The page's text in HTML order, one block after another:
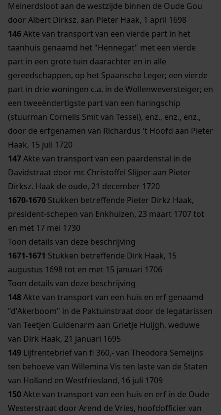
Meinerdsloot aan de westzijde binnen de Oude Gou
door Albert Dirksz. aan Pieter Haak, 1 april 1698
146Akte van transport van een vierde part in het
taanhuis genaamd het "Hennegat" met een vierde
part in een grote tuin daarachter en in alle
gereedschappen, op het Spaansche Leger; een vierde
part in drie woningen c.a. in de Wollenweversteiger; en
een tweeëndertigste part van een haringschip
(stuurman Cornelis Smit van Tessel), enz., enz., enz.,
door de erfgenamen van Richardus 't Hoofd aan Pieter
Haak, 15 juli 1720
147Akte van transport van een paardenstal in de
Davidstraat door mr. Christoffel Slijper aan Pieter
Dirksz. Haak de oude, 21 december 1720
1670-1670 Stukken betreffende Pieter Dirkz Haak,
president-schepen van Enkhuizen, 23 maart 1707 tot
en met 17 mei 1730
Toon details van deze beschrijving
1671-1671 Stukken betreffende Dirk Haak, 15
augustus 1698 tot en met 15 januari 1706
Toon details van deze beschrijving
148Akte van transport van een huis en erf genaamd
"d'Akerboom" in de Paktuinstraat door de legatarissen
van Teetjen Guldenarm aan Grietje Huijgh, weduwe
van Dirk Haak, 21 januari 1695
149 Lijfrentebrief van fl 360,- van Theodora Semeijns
ten behoeve van Willemina Vis ten laste van de Staten
van Holland en Westfriesland, 16 juli 1709
150Akte van transport van een huis en erf in de Oude
Westerstraat door Arend de Vries, hoofdofficier van